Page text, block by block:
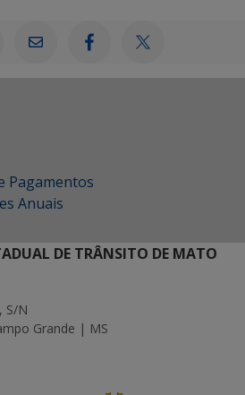
Pagamentos
Anuais
DE TRÂNSITO DE MATO
S/N
Grande | MS